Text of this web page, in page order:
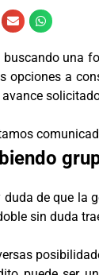
buscando una
opciones a
avance
duda de que la
sin duda